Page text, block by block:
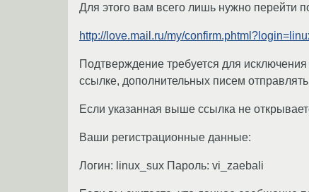
Для этого вам всего лишь нужно перейти
http://love.mail.ru/my/
Подтверждение требуется для
ссылке, дополнительных писем отправлять
Если указанная выше ссылка не
Ваши регистрационные данные:
Логин: linux_sux Пароль: vi_zaebali